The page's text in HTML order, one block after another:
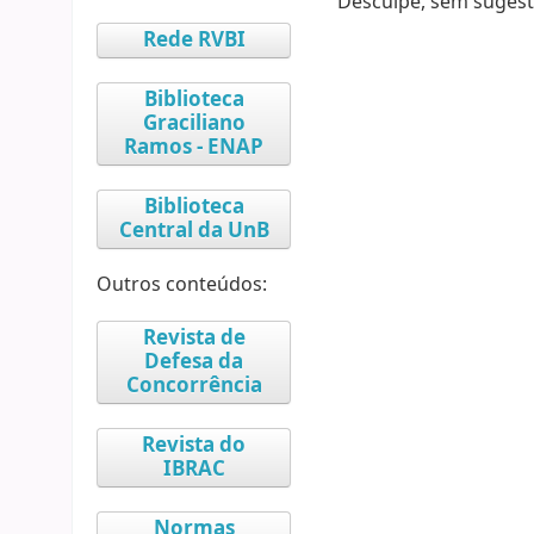
Rede RVBI
Biblioteca
Graciliano
Ramos - ENAP
Biblioteca
Central da UnB
Outros conteúdos:
Revista de
Defesa da
Concorrência
Revista do
IBRAC